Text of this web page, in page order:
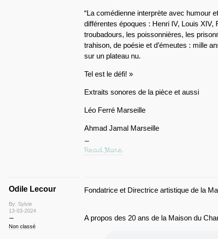
“La comédienne interprète avec humour
différentes époques : Henri IV, Louis
troubadours, les poissonnières, les
trahison, de poésie et d’émeutes : mille
sur un plateau nu.
Tel est le défi! »
Extraits sonores de la pièce et aussi
Léo Ferré Marseille
Ahmad Jamal Marseille
Read More
Odile Lecour
By: Sylvie
13-03-2024
Non classé
Fondatrice et Directrice artistique de la
A propos des 20 ans de la Maison du